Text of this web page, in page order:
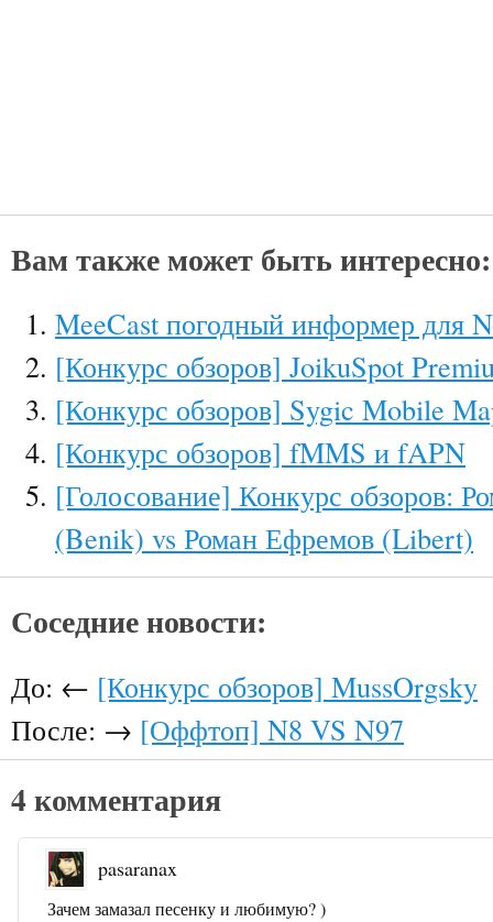
Вам также может быть интересно:
MeeCast погодный информер для
[Конкурс обзоров] JoikuSpot
[Конкурс обзоров] Sygic Mobile
[Конкурс обзоров] fMMS и fAPN
[Голосование] Конкурс обзоров:
(Benik) vs Роман Ефремов (Libert)
Соседние новости:
До: ← [Конкурс обзоров] MussOrgsky
После: → [Оффтоп] N8 VS N97
4 комментария
pasaranax
Зачем замазал песенку и любимую? )